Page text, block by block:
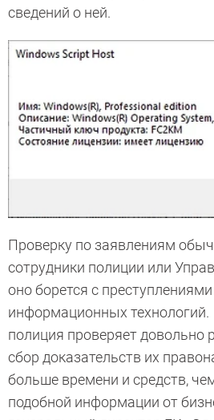
сведений о ней.
Проверку по заявлениям
сотрудники полиции или
оно борется с
информационных
полиция проверяет довольно
сбор доказательств их
больше времени и средств,
подобной информации от